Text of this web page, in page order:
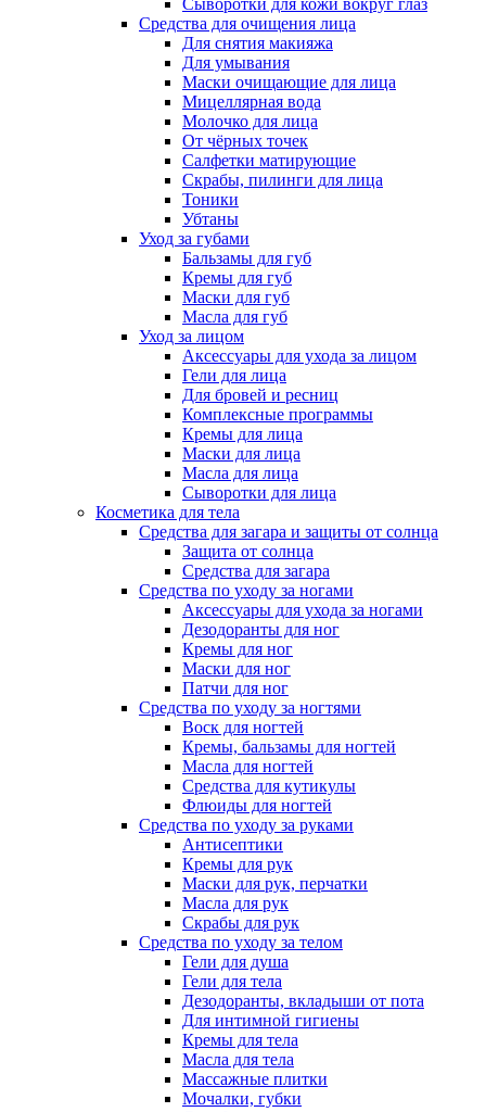
Сыворотки для кожи вокруг глаз
Средства для очищения лица
Для снятия макияжа
Для умывания
Маски очищающие для лица
Мицеллярная вода
Молочко для лица
От чёрных точек
Салфетки матирующие
Скрабы, пилинги для лица
Тоники
Убтаны
Уход за губами
Бальзамы для губ
Кремы для губ
Маски для губ
Масла для губ
Уход за лицом
Аксессуары для ухода за лицом
Гели для лица
Для бровей и ресниц
Комплексные программы
Кремы для лица
Маски для лица
Масла для лица
Сыворотки для лица
Косметика для тела
Средства для загара и защиты от солнца
Защита от солнца
Средства для загара
Средства по уходу за ногами
Аксессуары для ухода за ногами
Дезодоранты для ног
Кремы для ног
Маски для ног
Патчи для ног
Средства по уходу за ногтями
Воск для ногтей
Кремы, бальзамы для ногтей
Масла для ногтей
Средства для кутикулы
Флюиды для ногтей
Средства по уходу за руками
Антисептики
Кремы для рук
Маски для рук, перчатки
Масла для рук
Скрабы для рук
Средства по уходу за телом
Гели для душа
Гели для тела
Дезодоранты, вкладыши от пота
Для интимной гигиены
Кремы для тела
Масла для тела
Массажные плитки
Мочалки, губки